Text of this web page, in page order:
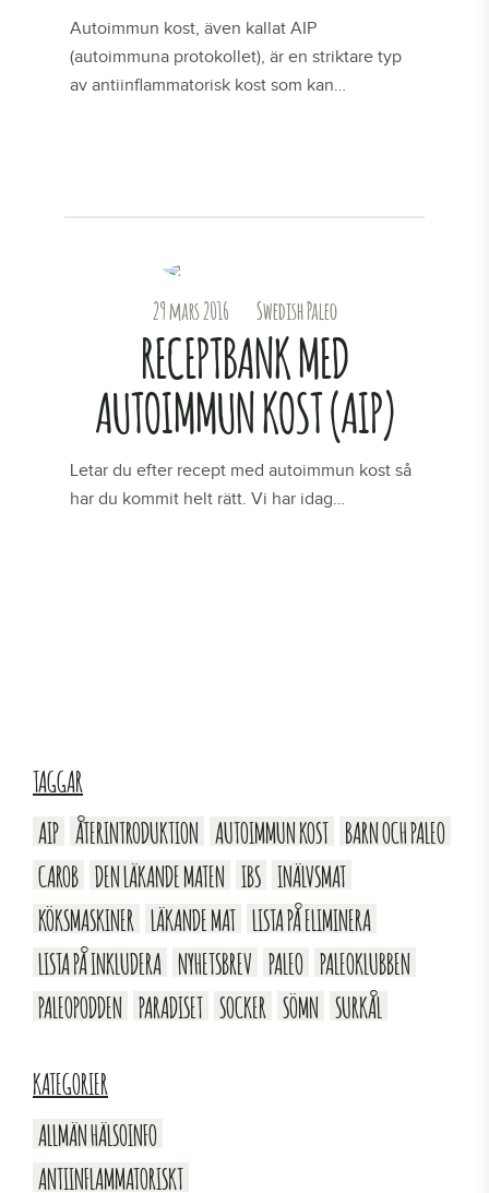
Autoimmun kost, även kallat AIP
(autoimmuna protokollet), är en striktare typ
av antiinflammatorisk kost som kan…
29 mars 2016 Swedish Paleo
RECEPTBANK MED
AUTOIMMUN KOST (AIP)
Letar du efter recept med autoimmun kost så
har du kommit helt rätt. Vi har idag…
TAGGAR
AIP ÅTERINTRODUKTION AUTOIMMUN KOST BARN OCH PALEO
CAROB DEN LÄKANDE MATEN IBS INÄLVSMAT
KÖKSMASKINER LÄKANDE MAT LISTA PÅ ELIMINERA
LISTA PÅ INKLUDERA NYHETSBREV PALEO PALEOKLUBBEN
PALEOPODDEN PARADISET SOCKER SÖMN SURKÅL
KATEGORIER
ALLMÄN HÄLSOINFO
ANTIINFLAMMATORISKT